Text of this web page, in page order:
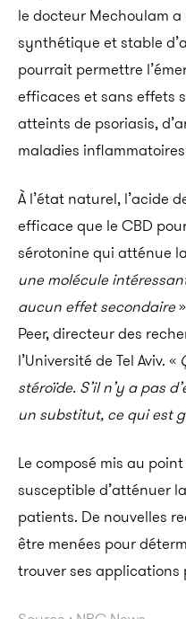
le docteur Mechoulam
synthétique et stable
pourrait permettre
efficaces et sans effets
atteints de psoriasis,
maladies
À l’état naturel, l’acide
efficace que le CBD
sérotonine qui atténue
une molécule
aucun effet secondaire
Peer, directeur des
l’Université de Tel Aviv. «
stéroïde. S’il n’y a pas
un substitut, ce qui est
Le composé mis au
susceptible d’atténuer
patients. De nouvelles
être menées pour
trouver ses applications